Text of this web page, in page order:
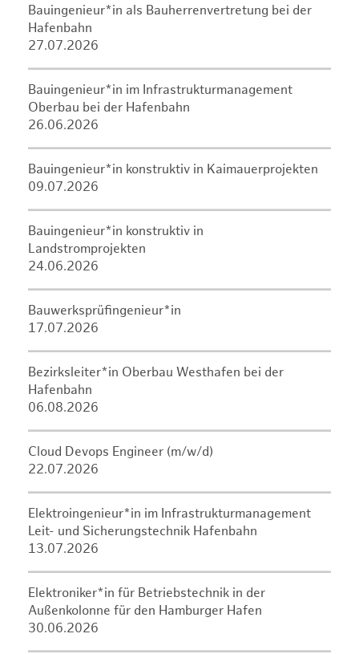
Bauingenieur*in als Bauherrenvertretung bei der
Hafenbahn
27.07.2026
Bauingenieur*in im Infrastrukturmanagement
Oberbau bei der Hafenbahn
26.06.2026
Bauingenieur*in konstruktiv in Kaimauerprojekten
09.07.2026
Bauingenieur*in konstruktiv in
Landstromprojekten
24.06.2026
Bauwerksprüfingenieur*in
17.07.2026
Bezirksleiter*in Oberbau Westhafen bei der
Hafenbahn
06.08.2026
Cloud Devops Engineer (m/w/d)
22.07.2026
Elektroingenieur*in im Infrastrukturmanagement
Leit- und Sicherungstechnik Hafenbahn
13.07.2026
Elektroniker*in für Betriebstechnik in der
Außenkolonne für den Hamburger Hafen
30.06.2026